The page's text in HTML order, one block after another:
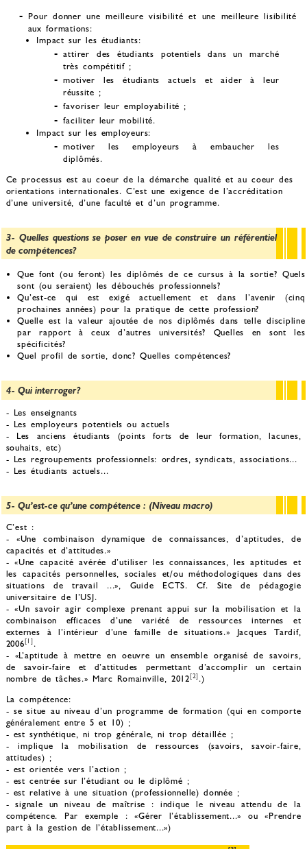
Pour donner une meilleure visibilité et une meilleure lisibilité
aux formations:
Impact sur les étudiants:
attirer des étudiants potentiels dans un marché
très compétitif ;
motiver les étudiants actuels et aider à leur
réussite ;
favoriser leur employabilité ;
faciliter leur mobilité.
Impact sur les employeurs:
motiver les employeurs à embaucher les
diplômés.
Ce processus est au coeur de la démarche qualité et au coeur des
orientations internationales. C’est une exigence de l’accréditation
d’une université, d’une faculté et d’un programme.
3- Quelles questions se poser en vue de construire un référentiel
de compétences?
Que font (ou feront) les diplômés de ce cursus à la sortie? Quels
sont (ou seraient) les débouchés professionnels?
Qu’est-ce qui est exigé actuellement et dans l’avenir (cinq
prochaines années) pour la pratique de cette profession?
Quelle est la valeur ajoutée de nos diplômés dans telle discipline
par rapport à ceux d’autres universités? Quelles en sont les
spécificités?
Quel profil de sortie, donc? Quelles compétences?
4- Qui interroger?
- Les enseignants
- Les employeurs potentiels ou actuels
- Les anciens étudiants (points forts de leur formation, lacunes,
souhaits, etc)
- Les regroupements professionnels: ordres, syndicats, associations...
- Les étudiants actuels...
5- Qu’est-ce qu’une compétence : (Niveau macro)
C’est :
- «Une combinaison dynamique de connaissances, d’aptitudes, de
capacités et d’attitudes.»
- «Une capacité avérée d’utiliser les connaissances, les aptitudes et
les capacités personnelles, sociales et/ou méthodologiques dans des
situations de travail ...», Guide ECTS. Cf. Site de pédagogie
universitaire de l’USJ.
- «Un savoir agir complexe prenant appui sur la mobilisation et la
combinaison efficaces d’une variété de ressources internes et
externes à l’intérieur d’une famille de situations.» Jacques Tardif,
2006[1].
- «L’aptitude à mettre en oeuvre un ensemble organisé de savoirs,
de savoir-faire et d’attitudes permettant d’accomplir un certain
nombre de tâches.» Marc Romainville, 2012[2].)
La compétence:
- se situe au niveau d’un programme de formation (qui en comporte
généralement entre 5 et 10) ;
- est synthétique, ni trop générale, ni trop détaillée ;
- implique la mobilisation de ressources (savoirs, savoir-faire,
attitudes) ;
- est orientée vers l’action ;
- est centrée sur l’étudiant ou le diplômé ;
- est relative à une situation (professionnelle) donnée ;
- signale un niveau de maîtrise : indique le niveau attendu de la
compétence. Par exemple : «Gérer l’établissement...» ou «Prendre
part à la gestion de l’établissement...»)